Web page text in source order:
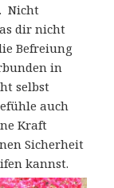
Nicht
dir nicht
Befreiung
in
selbst
auch
Kraft
Sicherheit
kannst.